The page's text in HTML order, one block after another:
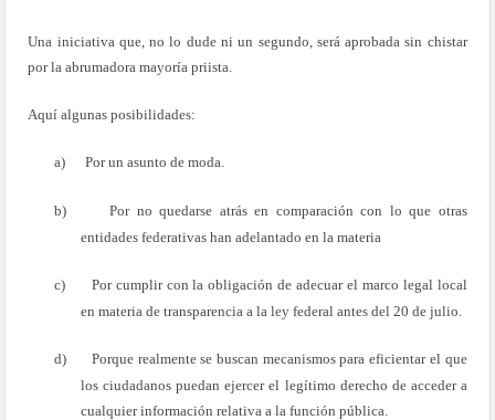
Una iniciativa que, no lo dude ni un segundo, será aprobada sin chistar
por la abrumadora mayoría priista.
Aquí algunas posibilidades:
a) Por un asunto de moda.
b)
Por no quedarse atrás en comparación con lo que otras
entidades federativas han adelantado en la materia
c)
Por cumplir con la obligación de adecuar el marco legal local
en materia de transparencia a la ley federal antes del 20 de julio.
d)
Porque realmente se buscan mecanismos para eficientar el que
los ciudadanos puedan ejercer el legítimo derecho de acceder a
cualquier información relativa a la función pública.